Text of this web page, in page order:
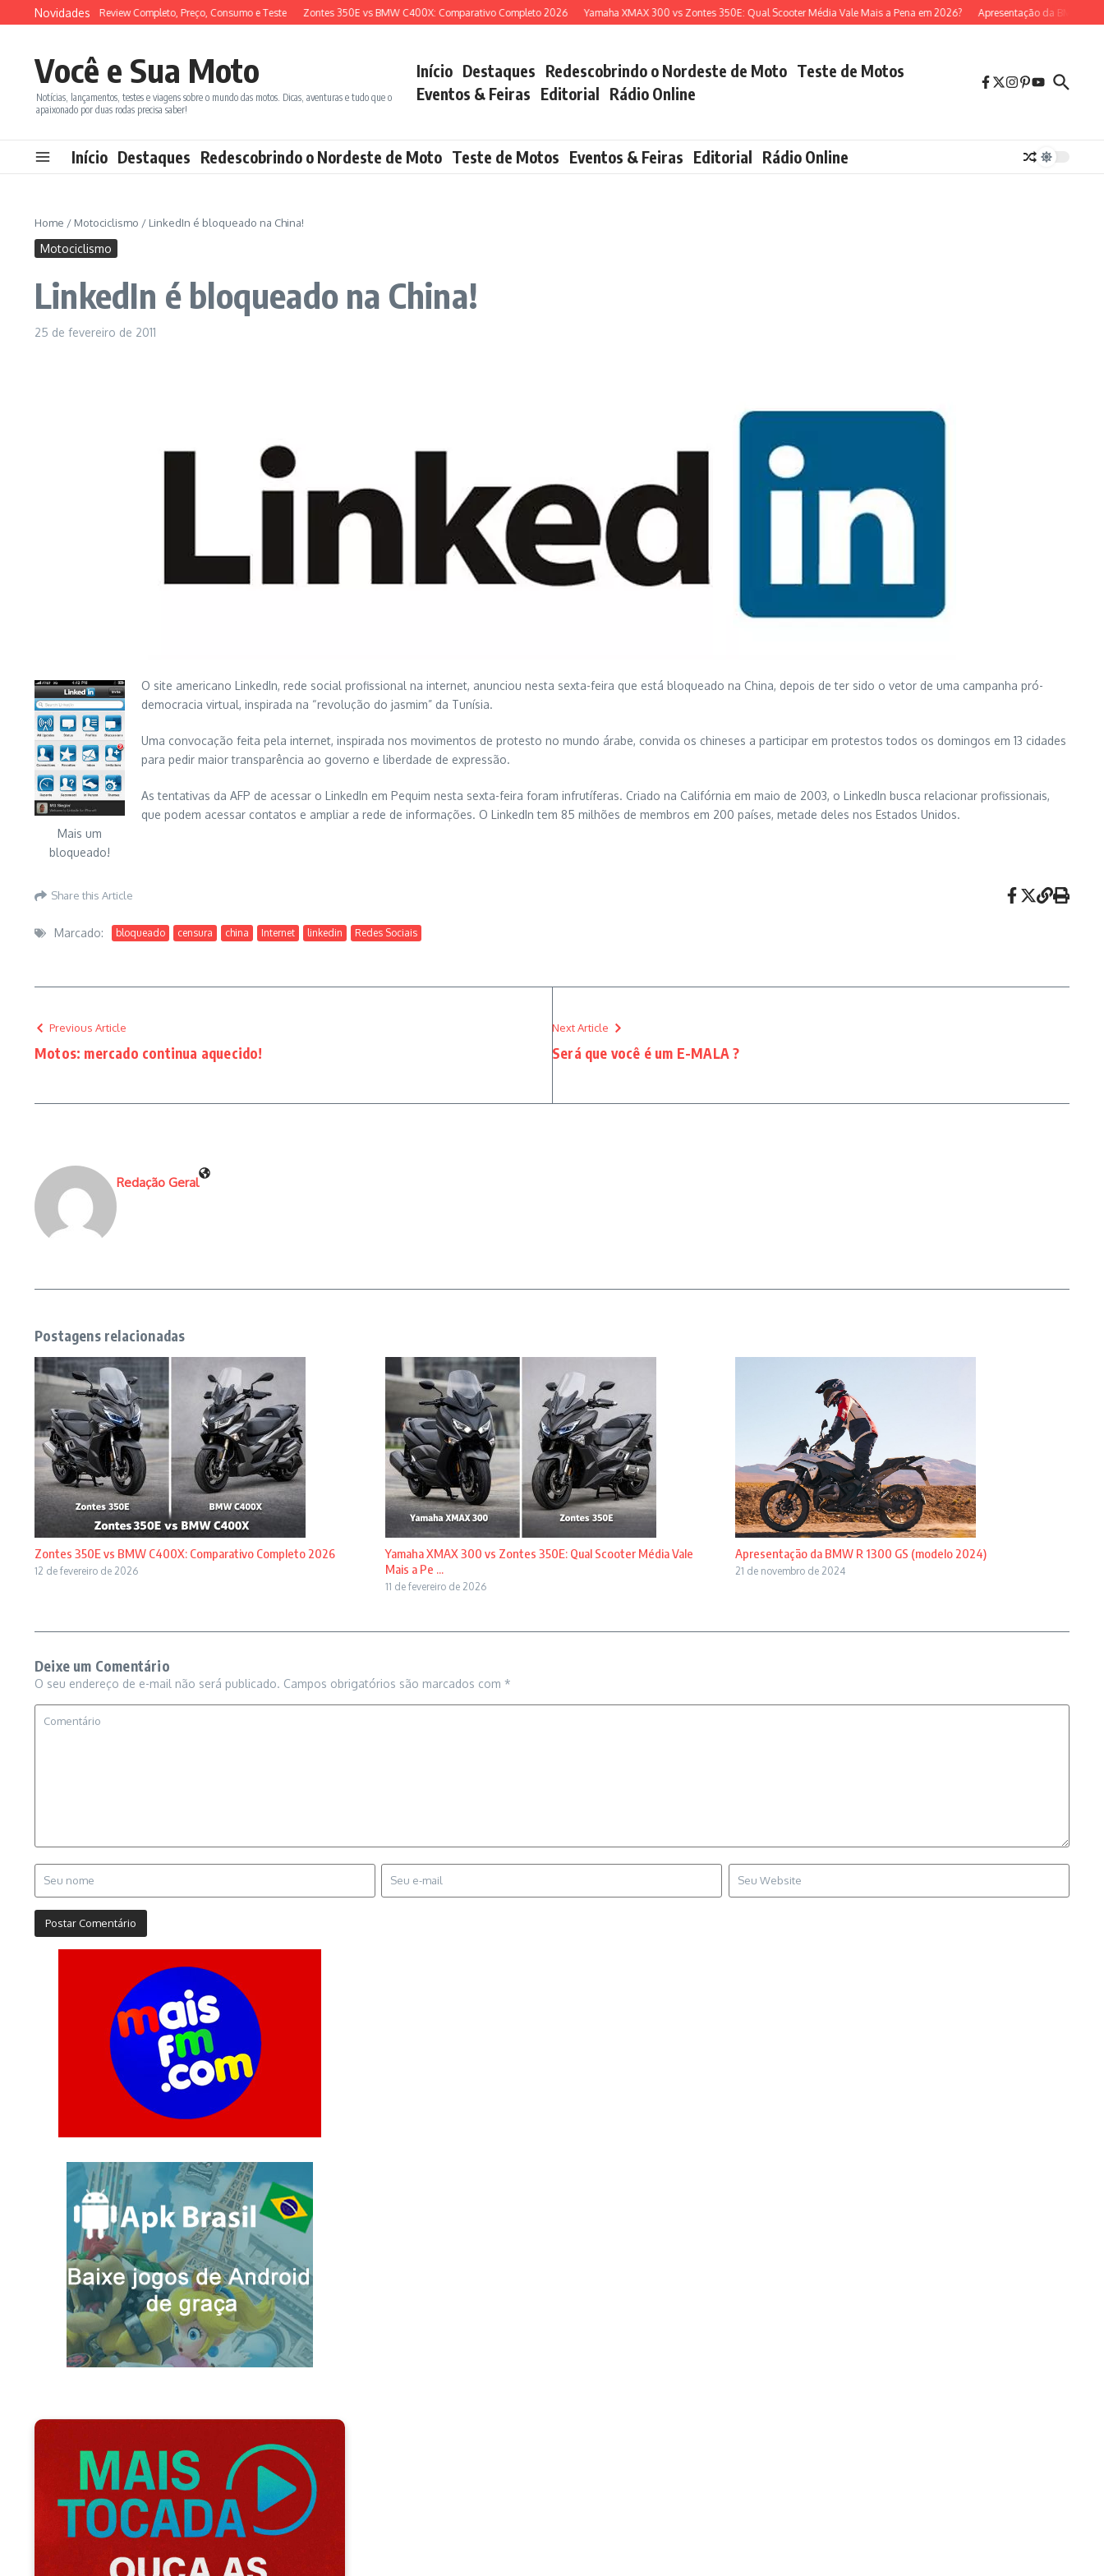
Ir para o conteúdo
Novidades
ADX 150 2026: Review Completo, Preço, Consumo e Teste Zontes 350E vs BMW C400X: Comparativo Completo 2026 Yamaha XMAX 300 vs Zontes 350E: Qual Scooter Média Vale Mais a Pena em 2026? Apresentação da BMW R
Você e Sua Moto
Notícias, lançamentos, testes e viagens sobre o mundo das motos. Dicas, aventuras e tudo que o
apaixonado por duas rodas precisa saber!
Início Destaques Redescobrindo o Nordeste de Moto Teste de Motos
Eventos & Feiras Editorial Rádio Online
Início Destaques Redescobrindo o Nordeste de Moto Teste de Motos Eventos & Feiras Editorial Rádio Online
Home / Motociclismo / LinkedIn é bloqueado na China!
Motociclismo
LinkedIn é bloqueado na China!
25 de fevereiro de 2011
Mais um
bloqueado!
O site americano LinkedIn, rede social profissional na internet, anunciou nesta sexta-feira que está bloqueado na China, depois de ter sido o vetor de uma campanha pró-
democracia virtual, inspirada na “revolução do jasmim” da Tunísia.
Uma convocação feita pela internet, inspirada nos movimentos de protesto no mundo árabe, convida os chineses a participar em protestos todos os domingos em 13 cidades
para pedir maior transparência ao governo e liberdade de expressão.
As tentativas da AFP de acessar o LinkedIn em Pequim nesta sexta-feira foram infrutíferas. Criado na Califórnia em maio de 2003, o LinkedIn busca relacionar profissionais,
que podem acessar contatos e ampliar a rede de informações. O LinkedIn tem 85 milhões de membros em 200 países, metade deles nos Estados Unidos.
Share this Article
Marcado: bloqueado censura china Internet linkedin Redes Sociais
Previous Article
Motos: mercado continua aquecido!
Next Article
Será que você é um E-MALA ?
Redação Geral
Postagens relacionadas
Zontes 350E vs BMW C400X: Comparativo Completo 2026
12 de fevereiro de 2026
Yamaha XMAX 300 vs Zontes 350E: Qual Scooter Média Vale
Mais a Pe ...
11 de fevereiro de 2026
Apresentação da BMW R 1300 GS (modelo 2024)
21 de novembro de 2024
Deixe um Comentário
O seu endereço de e-mail não será publicado. Campos obrigatórios são marcados com *